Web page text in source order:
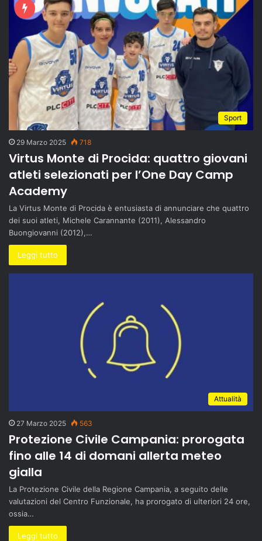
Sport
29 Marzo 2025 718
Virtus Monte di Procida: quattro giovani
atleti selezionati per l’One Day Camp
Academy
La Virtus Monte di Procida è entusiasta di annunciare che quattro
dei suoi atleti, Michele Carannante (2011), Alessandro
Buongiovanni (2012),…
Leggi tutto
Attualità
27 Marzo 2025 563
Protezione Civile Campania: prorogata
fino alle 14 di domani allerta meteo
gialla
La Protezione Civile della Regione Campania, a seguito delle
valutazioni del Centro Funzionale, ha prorogato di ulteriori 24 ore,
ossia…
Leggi tutto